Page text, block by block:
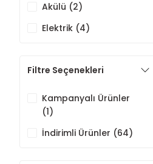
Akülü (2)
Elektrik (4)
Filtre Seçenekleri
Kampanyalı Ürünler
(1)
İndirimli Ürünler (64)